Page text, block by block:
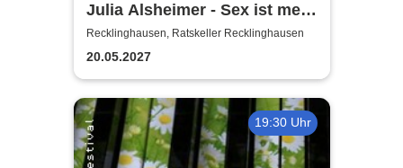
Julia Alsheimer - Sex ist mehr
als nur 'ne Nummer
Recklinghausen, Ratskeller Recklinghausen
20.05.2027
19:30 Uhr